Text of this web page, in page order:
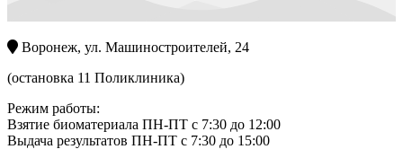
Воронеж, ул. Машиностроителей, 24
(остановка 11 Поликлиника)
Режим работы:
Взятие биоматериала ПН-ПТ с 7:30 до 12:00
Выдача результатов ПН-ПТ с 7:30 до 15:00